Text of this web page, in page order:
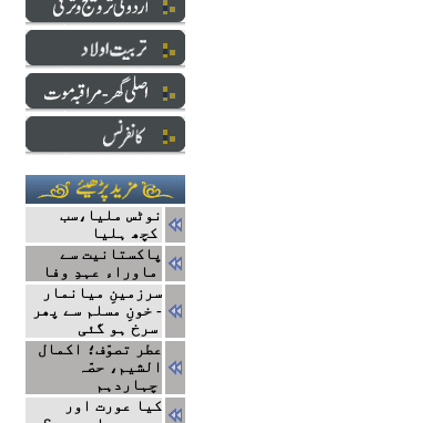
نوٹس ملیا،سب
کچھ ہلیا
پاکستانیت سے
ماوراء عہدِ وفا
سرزمینِ میانمار
- خونِ مسلم سے پھر
سرخ ہو گئی
عطر تصوّف؛ اکمال
الشیم، حصّہ
چہاردہم
کیا عورت اور